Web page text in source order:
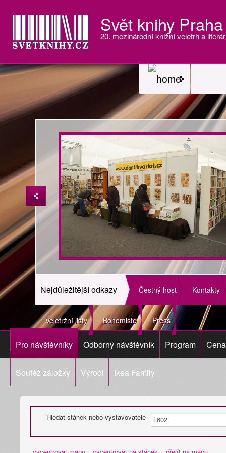
Svět knihy
20. mezinárodní knižní veletrh a
Nejdůležitější odkazy Čestný host Kontakty
Veletržní listy Bohemisté Press
Pro návštěvníky Odborný návštěvník Program
Soutěž záložky Výročí Ikea Family
Hledat stánek nebo vystavovatele